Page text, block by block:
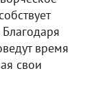
время
свои